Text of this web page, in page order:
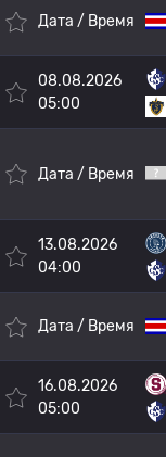
Дата / Время
08.08.2026
05:00
Дата / Время
13.08.2026
04:00
Дата / Время
16.08.2026
05:00